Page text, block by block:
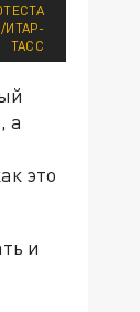
ИТАР-
ТАСС
а
это
и